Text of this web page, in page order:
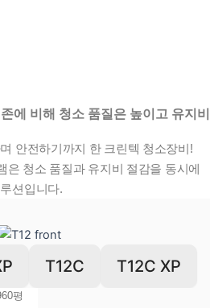
에 비해 청소 품질은 높이고 유지비
안전하기까지 한 크린텍 청소장비!
은 청소 품질과 유지비 절감을 동시에
션입니다.
T12C T12C XP
평